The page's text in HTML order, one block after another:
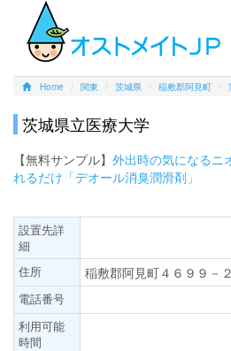
Home 関東 茨城県 稲敷郡阿見町
茨城県立医療大学
【無料サンプル】 外出時の気になるニ
れるだけ「デオール消臭潤滑剤」
設置先詳
細
住所
稲敷郡阿見町４６９９－２
電話番号
利用可能
時間